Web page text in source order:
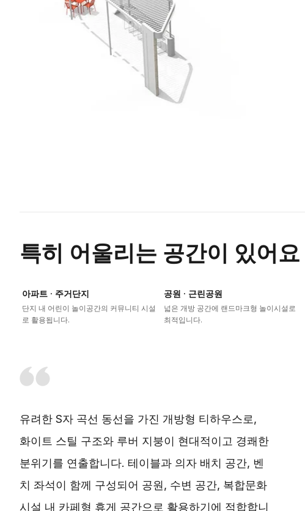
특히 어울리는 공간이 있어요
아파트 · 주거단지
단지 내 어린이 놀이공간의 커뮤니티 시설
로 활용됩니다.
공원 · 근린공원
넓은 개방 공간에 랜드마크형 놀이시설로
최적입니다.
유려한 S자 곡선 동선을 가진 개방형 티하우스로,
화이트 스틸 구조와 루버 지붕이 현대적이고 경쾌한
분위기를 연출합니다. 테이블과 의자 배치 공간, 벤
치 좌석이 함께 구성되어 공원, 수변 공간, 복합문화
시설 내 카페형 휴게 공간으로 활용하기에 적합합니